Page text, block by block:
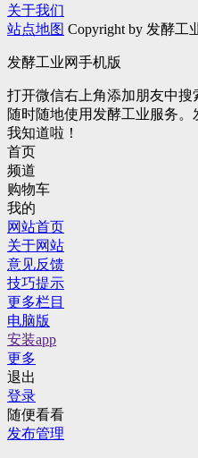
关于我们
站点地图 Copyright by 发酵工
发酵工业网手机版
打开微信右上角添加朋友中搜
随时随地使用发酵工业服务。
我知道啦！
首页
频道
购物车
我的
网站首页
关于网站
意见反馈
技巧提示
更多栏目
电脑版
安装app
更多
退出
登录
随便看看
发布管理